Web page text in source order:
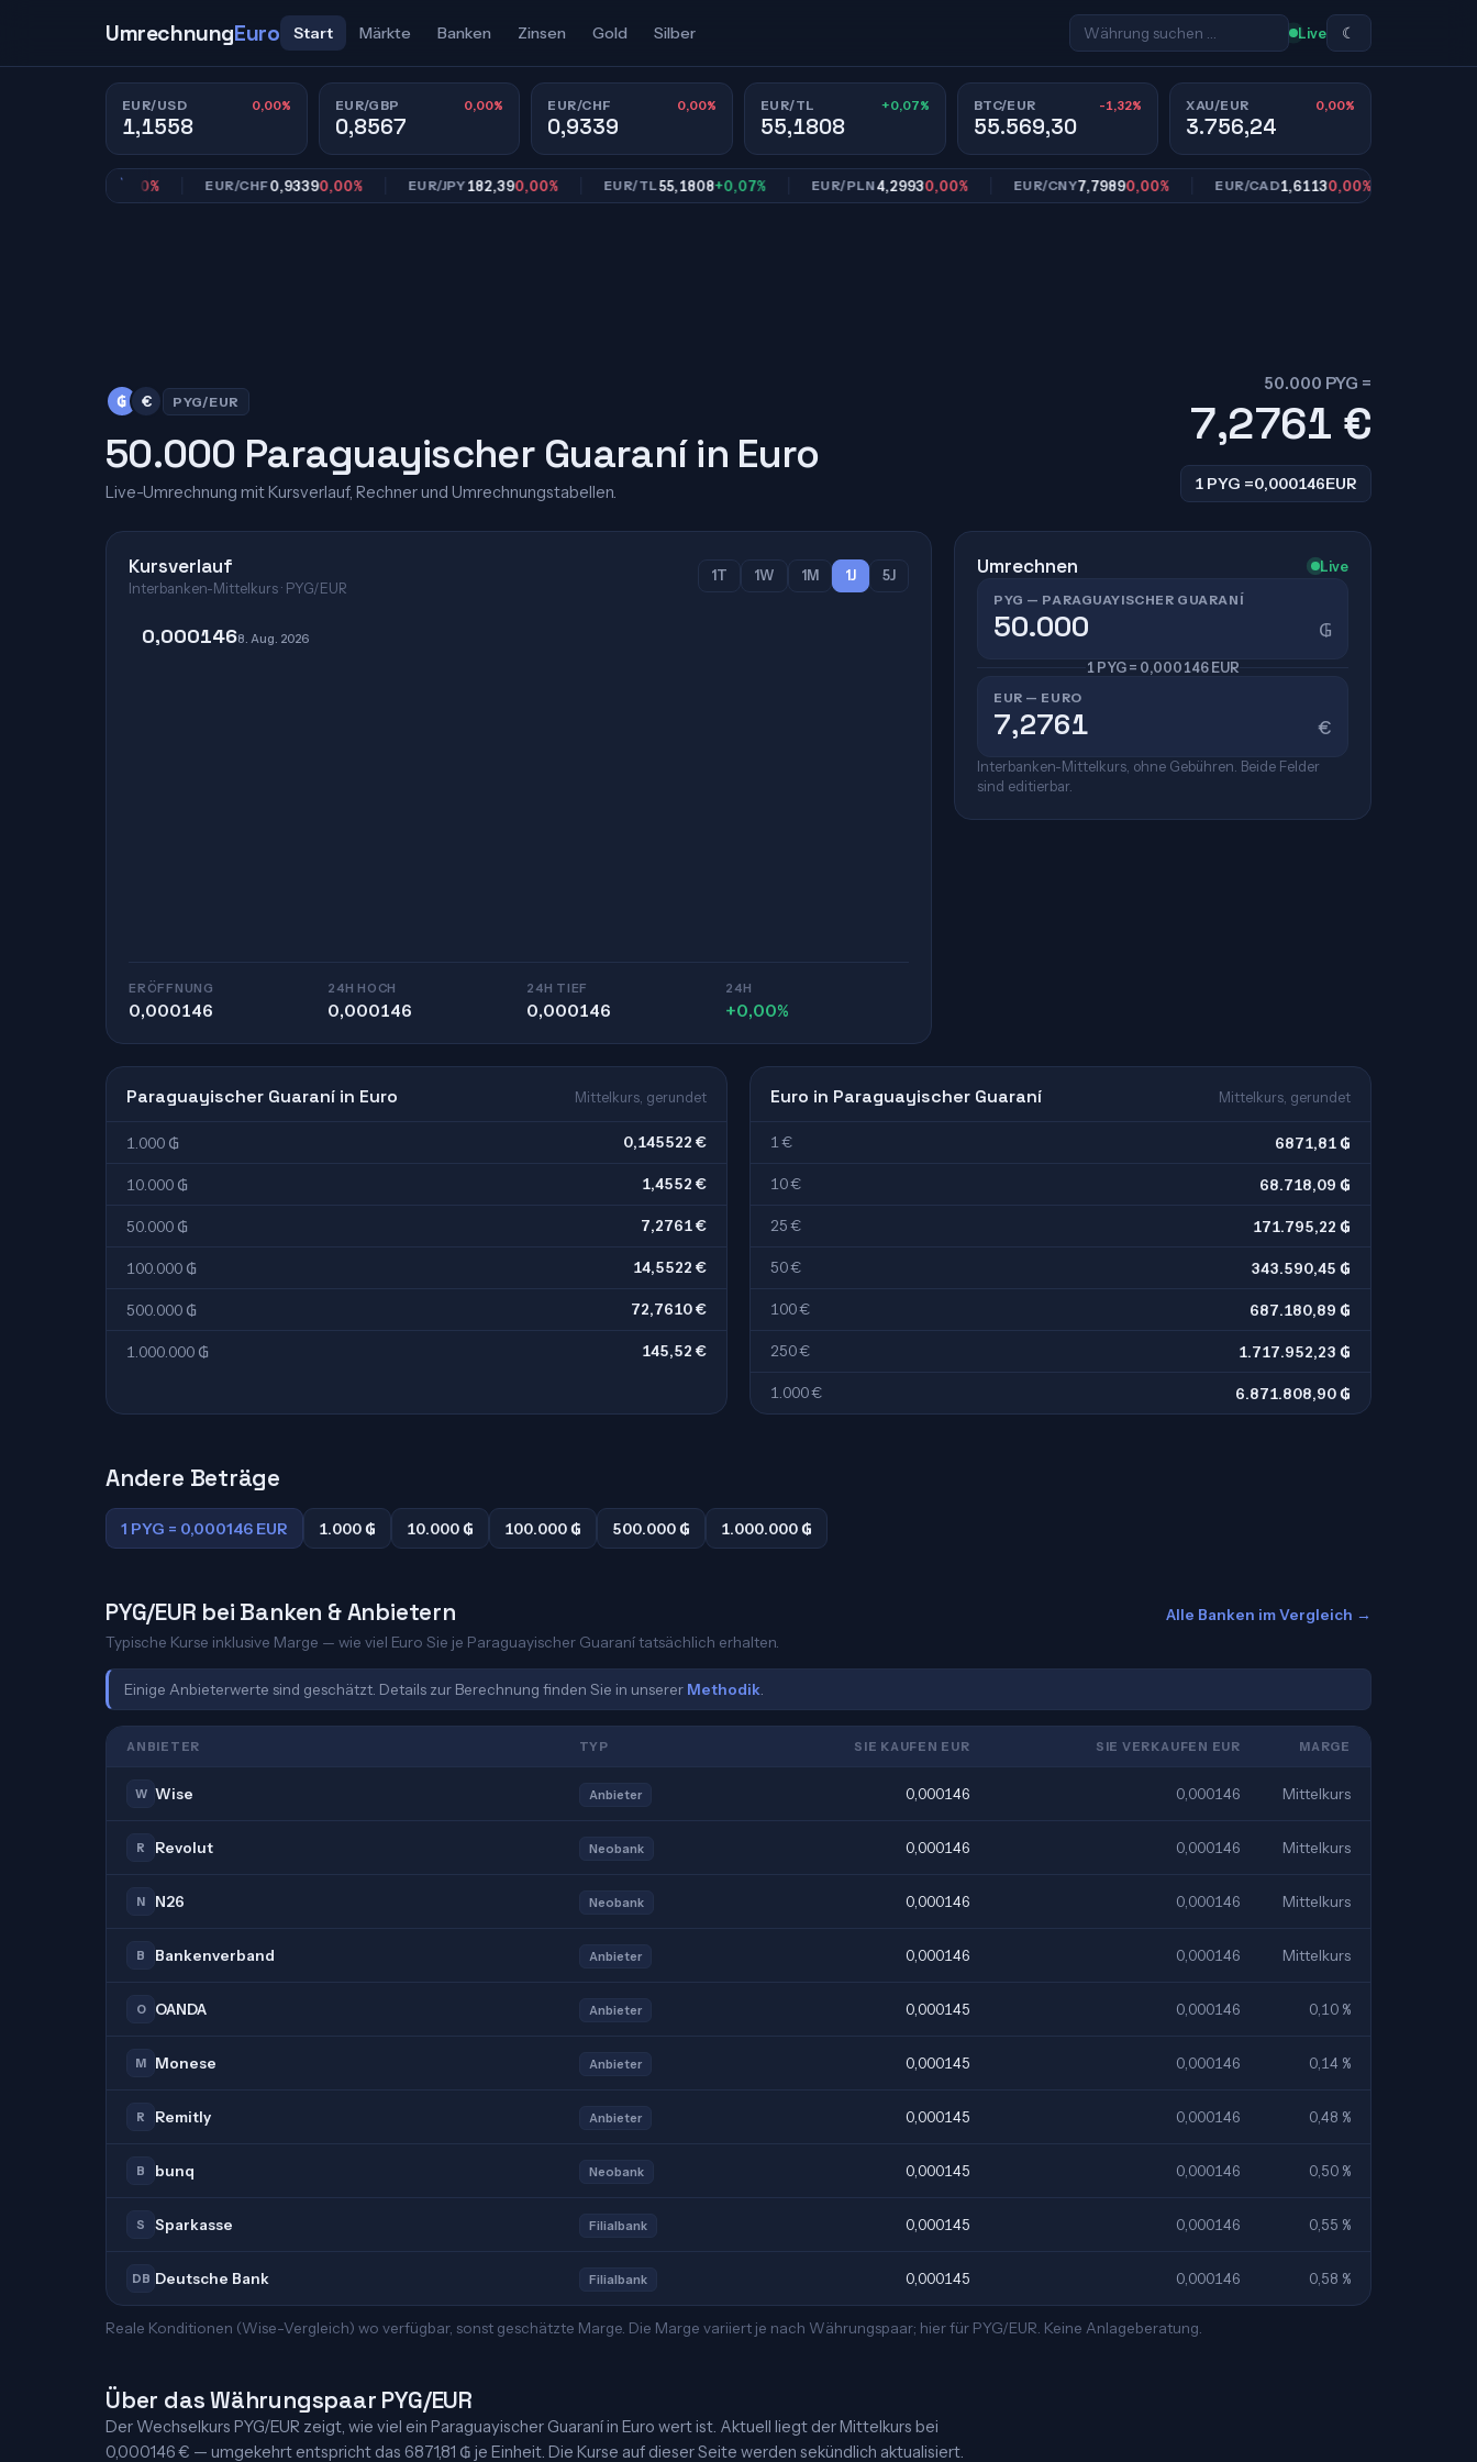
UmrechnungEuro Start Märkte Banken Zinsen Gold Silber Live ☾
EUR/USD 0,00%
1,1558
EUR/GBP 0,00%
0,8567
EUR/CHF 0,00%
0,9339
EUR/TL +0,07%
55,1808
BTC/EUR -1,32%
55.569,30
XAU/EUR 0,00%
3.756,24
0,00% EUR/CHF0,93390,00% EUR/JPY182,390,00% EUR/TL55,1808+0,07% EUR/PLN4,29930,00% EUR/CNY7,79890,00% EUR/CAD1,61130,00%
₲ € PYG/EUR
50.000 Paraguayischer Guaraní in Euro
Live-Umrechnung mit Kursverlauf, Rechner und Umrechnungstabellen.
50.000 PYG =
7,2761 €
1 PYG =0,000146EUR
Kursverlauf
Interbanken-Mittelkurs · PYG/EUR
1T 1W 1M 1J 5J
0,0001468. Aug. 2026
ERÖFFNUNG
0,000146
24H HOCH
0,000146
24H TIEF
0,000146
24H
+0,00%
Umrechnen Live
PYG — PARAGUAYISCHER GUARANÍ
₲
1 PYG = 0,000146 EUR
EUR — EURO
€
Interbanken-Mittelkurs, ohne Gebühren. Beide Felder
sind editierbar.
Paraguayischer Guaraní in Euro Mittelkurs, gerundet
1.000 ₲ 0,145522 €
10.000 ₲ 1,4552 €
50.000 ₲ 7,2761 €
100.000 ₲ 14,5522 €
500.000 ₲ 72,7610 €
1.000.000 ₲ 145,52 €
Euro in Paraguayischer Guaraní Mittelkurs, gerundet
1 € 6871,81 ₲
10 € 68.718,09 ₲
25 € 171.795,22 ₲
50 € 343.590,45 ₲
100 € 687.180,89 ₲
250 € 1.717.952,23 ₲
1.000 € 6.871.808,90 ₲
Andere Beträge
1 PYG = 0,000146 EUR 1.000 ₲ 10.000 ₲ 100.000 ₲ 500.000 ₲ 1.000.000 ₲
PYG/EUR bei Banken & Anbietern
Typische Kurse inklusive Marge — wie viel Euro Sie je Paraguayischer Guaraní tatsächlich erhalten.
Alle Banken im Vergleich →
Einige Anbieterwerte sind geschätzt. Details zur Berechnung finden Sie in unserer Methodik
ANBIETER TYP SIE KAUFEN EUR SIE VERKAUFEN EUR MARGE
W Wise Anbieter 0,000146 0,000146 Mittelkurs
R Revolut Neobank 0,000146 0,000146 Mittelkurs
N N26 Neobank 0,000146 0,000146 Mittelkurs
B Bankenverband Anbieter 0,000146 0,000146 Mittelkurs
O OANDA Anbieter 0,000145 0,000146 0,10 %
M Monese Anbieter 0,000145 0,000146 0,14 %
R Remitly Anbieter 0,000145 0,000146 0,48 %
B bunq Neobank 0,000145 0,000146 0,50 %
S Sparkasse Filialbank 0,000145 0,000146 0,55 %
DB Deutsche Bank Filialbank 0,000145 0,000146 0,58 %
Reale Konditionen (Wise-Vergleich) wo verfügbar, sonst geschätzte Marge. Die Marge variiert je nach Währungspaar; hier für PYG/EUR. Keine Anlageberatung.
Über das Währungspaar PYG/EUR
Der Wechselkurs PYG/EUR zeigt, wie viel ein Paraguayischer Guaraní in Euro wert ist. Aktuell liegt der Mittelkurs bei
0,000146 € — umgekehrt entspricht das 6871,81 ₲ je Einheit. Die Kurse auf dieser Seite werden sekündlich aktualisiert.